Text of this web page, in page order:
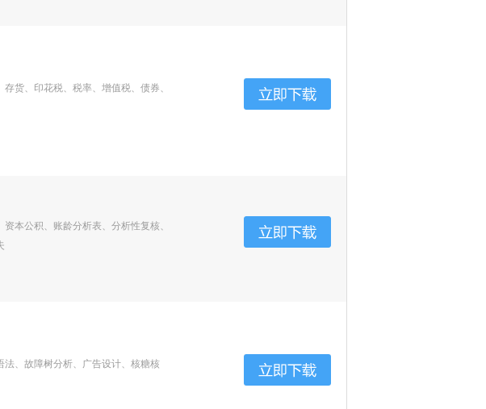
货、印花税、税率、增值税、债券、
本公积、账龄分析表、分析性复核、
、故障树分析、广告设计、核糖核